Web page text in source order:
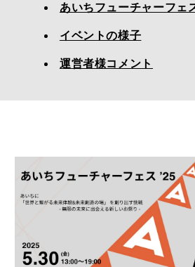
あいちフューチャーフェ
イベントの様子
運営者様コメント